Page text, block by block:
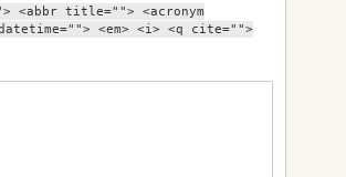
<abbr title=""> <acronym
<em> <i> <q cite="">